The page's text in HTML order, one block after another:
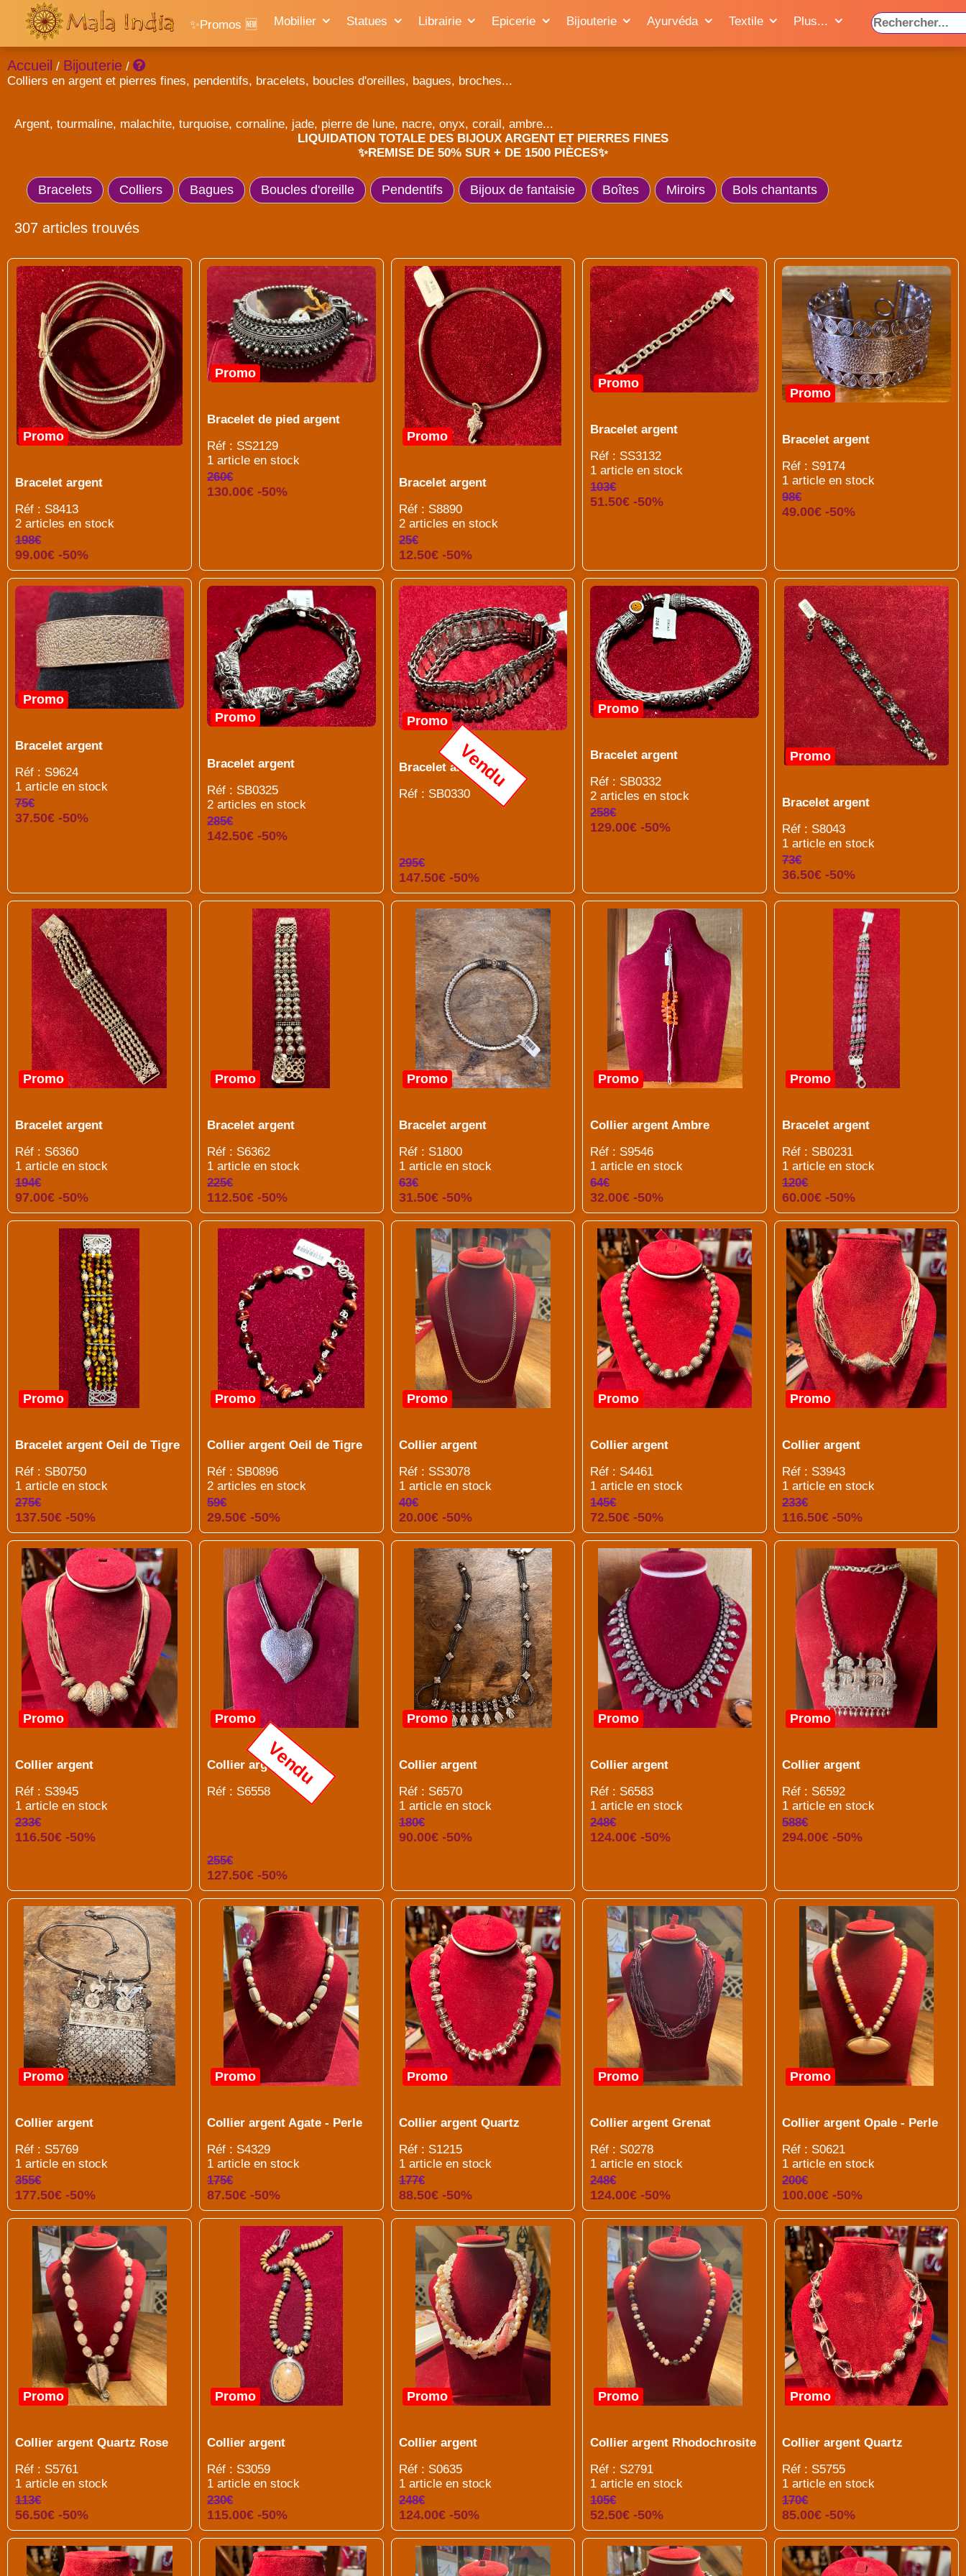
✨Promos 🆕 Mobilier Statues Librairie Epicerie Bijouterie Ayurvéda Textile Plus...
Accueil / Bijouterie /
Colliers en argent et pierres fines, pendentifs, bracelets, boucles d'oreilles, bagues, broches...
Argent, tourmaline, malachite, turquoise, cornaline, jade, pierre de lune, nacre, onyx, corail, ambre...
LIQUIDATION TOTALE DES BIJOUX ARGENT ET PIERRES FINES
✨REMISE DE 50% SUR + DE 1500 PIÈCES✨
Bracelets Colliers Bagues Boucles d'oreille Pendentifs Bijoux de fantaisie Boîtes Miroirs Bols chantants
307 articles trouvés
Promo
Bracelet argent
Réf : S8413
2 articles en stock
198€
99.00€ -50%
Promo
Bracelet de pied argent
Réf : SS2129
1 article en stock
260€
130.00€ -50%
Promo
Bracelet argent
Réf : S8890
2 articles en stock
25€
12.50€ -50%
Promo
Bracelet argent
Réf : SS3132
1 article en stock
103€
51.50€ -50%
Promo
Bracelet argent
Réf : S9174
1 article en stock
98€
49.00€ -50%
Promo
Bracelet argent
Réf : S9624
1 article en stock
75€
37.50€ -50%
Promo
Bracelet argent
Réf : SB0325
2 articles en stock
285€
142.50€ -50%
Promo
Bracelet argent
Réf : SB0330
Vendu
295€
147.50€ -50%
Promo
Bracelet argent
Réf : SB0332
2 articles en stock
258€
129.00€ -50%
Promo
Bracelet argent
Réf : S8043
1 article en stock
73€
36.50€ -50%
Promo
Bracelet argent
Réf : S6360
1 article en stock
194€
97.00€ -50%
Promo
Bracelet argent
Réf : S6362
1 article en stock
225€
112.50€ -50%
Promo
Bracelet argent
Réf : S1800
1 article en stock
63€
31.50€ -50%
Promo
Collier argent Ambre
Réf : S9546
1 article en stock
64€
32.00€ -50%
Promo
Bracelet argent
Réf : SB0231
1 article en stock
120€
60.00€ -50%
Promo
Bracelet argent Oeil de Tigre
Réf : SB0750
1 article en stock
275€
137.50€ -50%
Promo
Collier argent Oeil de Tigre
Réf : SB0896
2 articles en stock
59€
29.50€ -50%
Promo
Collier argent
Réf : SS3078
1 article en stock
40€
20.00€ -50%
Promo
Collier argent
Réf : S4461
1 article en stock
145€
72.50€ -50%
Promo
Collier argent
Réf : S3943
1 article en stock
233€
116.50€ -50%
Promo
Collier argent
Réf : S3945
1 article en stock
233€
116.50€ -50%
Promo
Collier argent
Réf : S6558
Vendu
255€
127.50€ -50%
Promo
Collier argent
Réf : S6570
1 article en stock
180€
90.00€ -50%
Promo
Collier argent
Réf : S6583
1 article en stock
248€
124.00€ -50%
Promo
Collier argent
Réf : S6592
1 article en stock
588€
294.00€ -50%
Promo
Collier argent
Réf : S5769
1 article en stock
355€
177.50€ -50%
Promo
Collier argent Agate - Perle
Réf : S4329
1 article en stock
175€
87.50€ -50%
Promo
Collier argent Quartz
Réf : S1215
1 article en stock
177€
88.50€ -50%
Promo
Collier argent Grenat
Réf : S0278
1 article en stock
248€
124.00€ -50%
Promo
Collier argent Opale - Perle
Réf : S0621
1 article en stock
200€
100.00€ -50%
Promo
Collier argent Quartz Rose
Réf : S5761
1 article en stock
113€
56.50€ -50%
Promo
Collier argent
Réf : S3059
1 article en stock
230€
115.00€ -50%
Promo
Collier argent
Réf : S0635
1 article en stock
248€
124.00€ -50%
Promo
Collier argent Rhodochrosite
Réf : S2791
1 article en stock
105€
52.50€ -50%
Promo
Collier argent Quartz
Réf : S5755
1 article en stock
170€
85.00€ -50%